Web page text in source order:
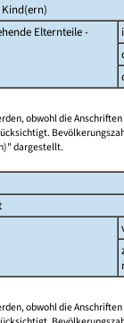
Elternteile -
obwohl die
dargestellt.
obwohl die